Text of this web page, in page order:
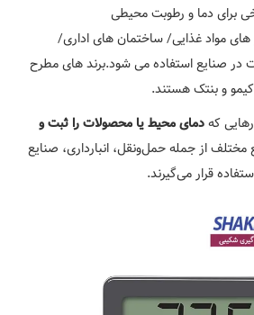
برای دما و رطوبت محیطی
های مواد غذایی/ ساختمان های اداری/
در صنایع استفاده می شود.برند های مطرح
و بنتک هستند.
کهدمای محیط یا محصولات را ثبت و
مختلف از جمله حمل‌ونقل، انبارداری، صنایع
قرار می‌گیرند.